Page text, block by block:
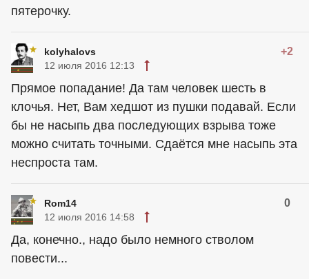
пятерочку.
kolyhalovs +2
12 июля 2016 12:13
Прямое попадание! Да там человек шесть в
клочья. Нет, Вам хедшот из пушки подавай. Если
бы не насыпь два последующих взрыва тоже
можно считать точными. Сдаётся мне насыпь эта
неспроста там.
Rom14 0
12 июля 2016 14:58
Да, конечно., надо было немного стволом
повести...